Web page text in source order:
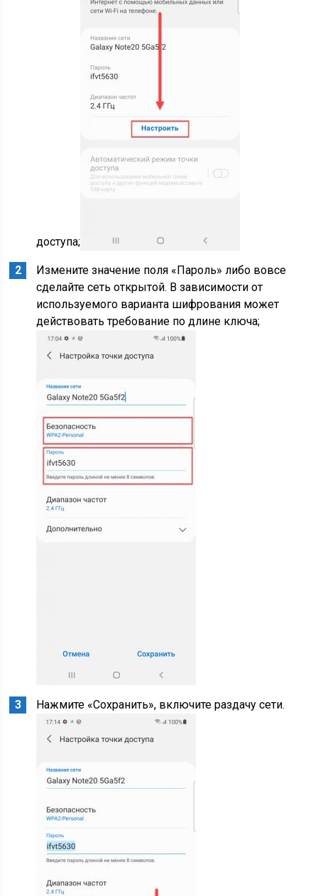
доступа;
Измените значение поля «Пароль» либо вовсе
сделайте сеть открытой. В зависимости от
используемого варианта шифрования может
действовать требование по длине ключа;
Нажмите «Сохранить», включите раздачу сети.